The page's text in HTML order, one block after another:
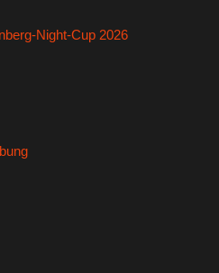
Night-Cup 2026